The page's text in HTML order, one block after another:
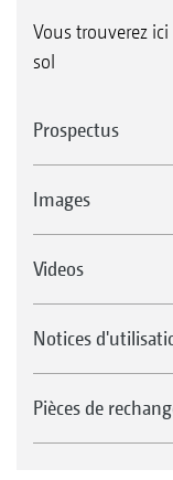
Vous trouverez
sol
Prospectus
Images
Videos
Notices
Pièces de